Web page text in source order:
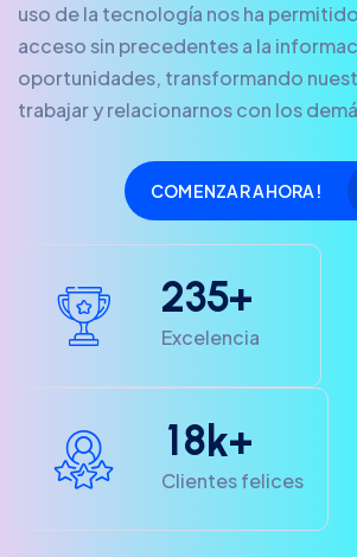
uso de la tecnología nos ha
acceso sin precedentes a la
oportunidades, transformando
trabajar y relacionarnos con los
COMENZAR AHORA!
235+
Excelencia
18k+
Clientes felices